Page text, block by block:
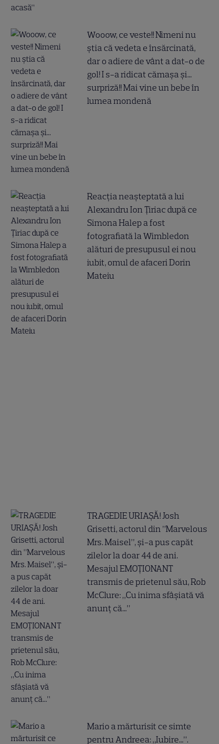
Wooow, ce veste!! Nimeni nu
știa că vedeta e însărcinată,
dar o adiere de vânt a dat-o de
gol! I s-a ridicat cămașa și...
surpriză!! Mai vine un bebe în
lumea mondenă
Reacția neașteptată a lui
Alexandru Ion Țiriac după ce
Simona Halep a fost
fotografiată la Wimbledon
alături de presupusul ei nou
iubit, omul de afaceri Dorin
Mateiu
TRAGEDIE URIAȘĂ! Josh
Grisetti, actorul din ”Marvelous
Mrs. Maisel”, și-a pus capăt
zilelor la doar 44 de ani.
Mesajul EMOȚIONANT
transmis de prietenul său, Rob
McClure: „Cu inima sfâșiată vă
anunț că...”
Mario a mărturisit ce simte
pentru Andreea: „Iubire...”.